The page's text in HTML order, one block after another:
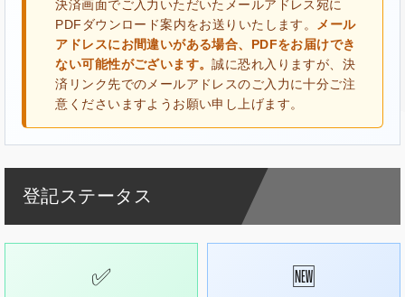
決済画面でご入力いただいたメールアドレス宛に
PDFダウンロード案内をお送りいたします。
メール
アドレスにお間違いがある場合、PDFをお届けでき
ない可能性がございます。誠に恐れ入りますが、決
済リンク先でのメールアドレスのご入力に十分ご注
意くださいますようお願い申し上げます。
登記ステータス
✅ 🆕